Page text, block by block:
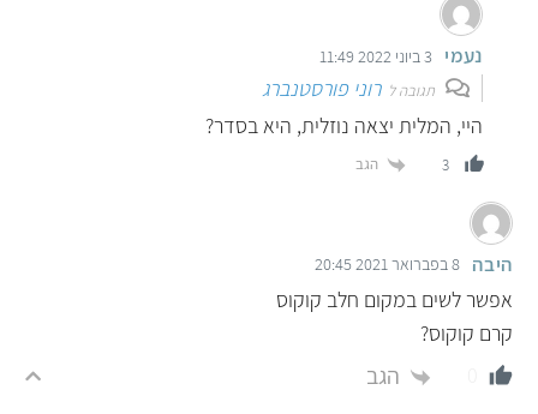
נעמי 3 ביוני 2022 11:49
תגובה לרוני פורסטנברג
היי, המלית יצאה נוזלית, היא בסדר?
3 הגב
היבה 8 בפברואר 2021 20:45
אפשר לשים במקום חלב קוקוס
קרם קוקוס?
הגב